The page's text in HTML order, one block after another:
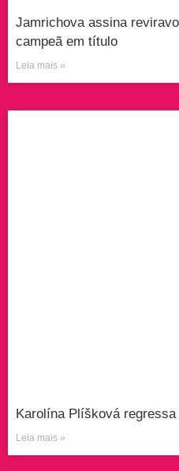
Jamrichova assina
campeã em título
Leia mais »
Karolína Plíšková
Leia mais »